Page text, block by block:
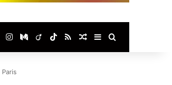
SoundCloud
Instagram
Medium
ViadeoTikTokRSSArticle Aléatoire
Sidebar (barre